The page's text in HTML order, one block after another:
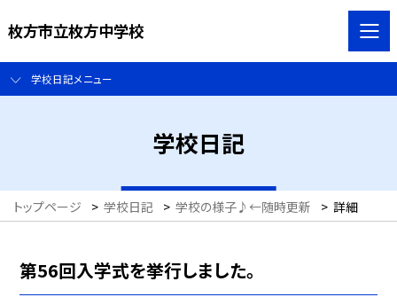
枚方市立枚方中学校
学校日記メニュー
学校日記
トップページ > 学校日記 > 学校の様子♪←随時更新 > 詳細
第56回入学式を挙行しました。